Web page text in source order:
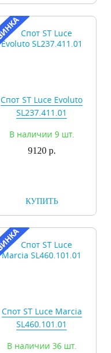
Спот ST Luce Evoluto
SL237.411.01
В наличии 9 шт.
9120 р.
КУПИТЬ
Спот ST Luce Marcia
SL460.101.01
В наличии 36 шт.